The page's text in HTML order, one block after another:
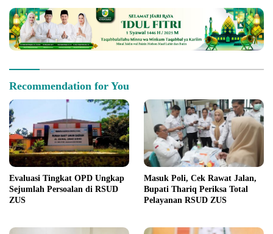
Recommendation for You
Evaluasi Tingkat OPD Ungkap
Sejumlah Persoalan di RSUD
ZUS
Masuk Poli, Cek Rawat Jalan,
Bupati Thariq Periksa Total
Pelayanan RSUD ZUS